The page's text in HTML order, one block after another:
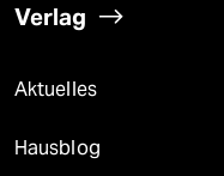
Verlag
Aktuelles
Hausblog